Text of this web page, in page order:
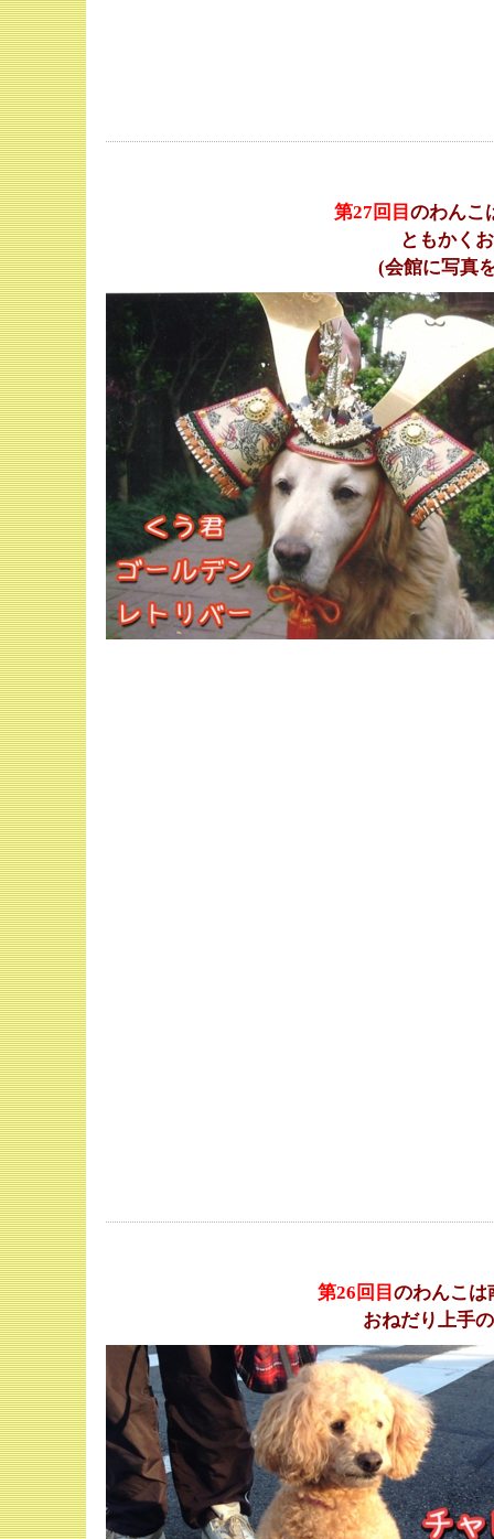
第27 回目 のわんこ
ともかく
(会館に写真
第26 回目 のわんこは
おねだり上手